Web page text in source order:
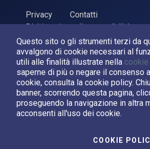
Questo sito o gli strumenti terzi da
avvalgono di cookie necessari al
utili alle finalità illustrate nella
saperne di più o negare il consenso
cookie, consulta la cookie policy.
banner, scorrendo questa pagina,
proseguendo la navigazione in altra
acconsenti all'uso dei cookie.
COOKIE
Privacy
Contatti
Dichiarazione di accessibilità
ASI Agenzia Spaziale Italiana, 2026. P.Iva
Sviluppato daLPM
Seguici su:
Asi su Facebook
Asi su XCanale Asi su